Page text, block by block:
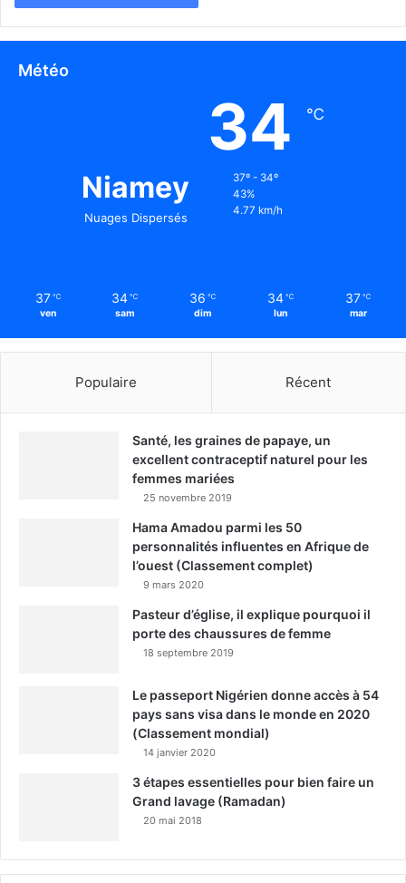
Météo
Niamey
Nuages Dispersés
34 ℃
37º - 34º
43%
4.77 km/h
37 ℃
ven
34 ℃
sam
36 ℃
dim
34 ℃
lun
37 ℃
mar
Populaire Récent
Santé, les graines de papaye, un
excellent contraceptif naturel pour les
femmes mariées
25 novembre 2019
Hama Amadou parmi les 50
personnalités influentes en Afrique de
l’ouest (Classement complet)
9 mars 2020
Pasteur d’église, il explique pourquoi il
porte des chaussures de femme
18 septembre 2019
Le passeport Nigérien donne accès à 54
pays sans visa dans le monde en 2020
(Classement mondial)
14 janvier 2020
3 étapes essentielles pour bien faire un
Grand lavage (Ramadan)
20 mai 2018